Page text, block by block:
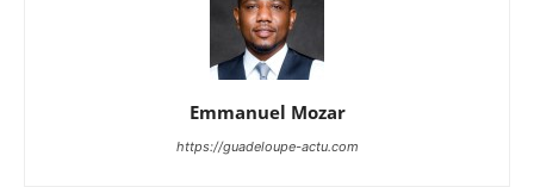
Emmanuel Mozar
https://guadeloupe-actu.com